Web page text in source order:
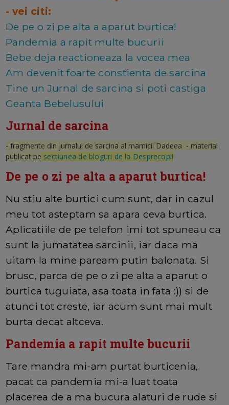
- vei citi:
De pe o zi pe alta a aparut burtica!
Pandemia a rapit multe bucurii
Bebe deja reactioneaza la vocea mea
Am devenit foarte constienta de sarcina
Tine un Jurnal de sarcina si poti castiga
Geanta Bebelusului
Jurnal de sarcina
- fragmente din jurnalul de sarcina al mamicii Dadeea - material
publicat pe sectiunea de bloguri de la Desprecopii
De pe o zi pe alta a aparut burtica!
Nu stiu alte burtici cum sunt, dar in cazul
meu tot asteptam sa apara ceva burtica.
Aplicatiile de pe telefon imi tot spuneau ca
sunt la jumatatea sarcinii, iar daca ma
uitam la mine paream putin balonata. Si
brusc, parca de pe o zi pe alta a aparut o
burtica tuguiata, asa toata in fata :)) si de
atunci tot creste, iar acum sunt mai mult
burta decat altceva.
Pandemia a rapit multe bucurii
Tare mandra mi-am purtat burticenia,
pacat ca pandemia mi-a luat toata
placerea de a ma bucura alaturi de rude si